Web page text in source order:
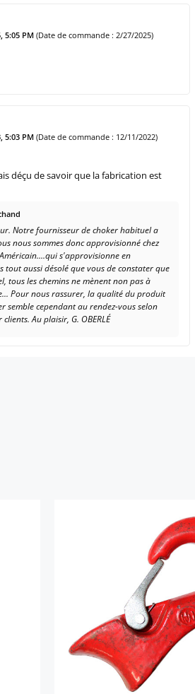
5:05 PM (Date de commande : 2/27/2025)
5:03 PM (Date de commande : 12/11/2022)
déçu de savoir que la fabrication est
Notre fournisseur de choker habituel a
nous sommes donc approvisionné chez
s'approvisionne en
tout aussi désolé que vous de constater que
tous les chemins ne mènent non pas à
Pour nous rassurer, la qualité du produit
semble cependant au rendez-vous selon
Au plaisir, G. OBERLÉ
AJOUTER AU
DÉTAILS